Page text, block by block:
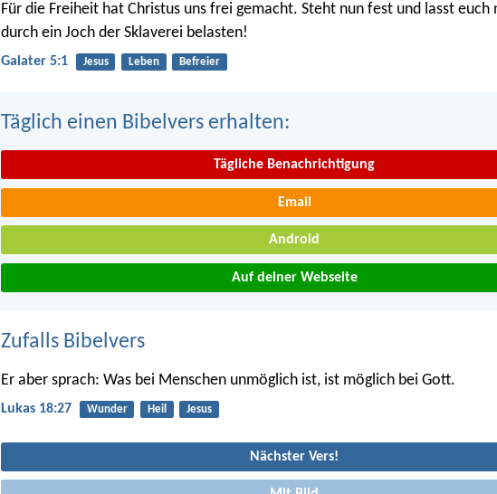
Für die Freiheit hat Christus uns frei gemacht. Steht nun fest und lasst
durch ein Joch der Sklaverei belasten!
Galater 5:1 Jesus Leben Befreier
Täglich einen Bibelvers erhalten:
Tägliche Benachrichtigung
Email
Android
Auf deiner Webseite
Zufalls Bibelvers
Er aber sprach: Was bei Menschen unmöglich ist, ist möglich bei Gott.
Lukas 18:27 Wunder Heil Jesus
Nächster Vers!